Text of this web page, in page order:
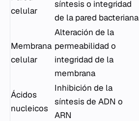
celular
síntesis o integridad
de la pared bacteriana
Membrana
celular
Alteración de la
permeabilidad o
integridad de la
membrana
Ácidos
nucleicos
Inhibición de la
síntesis de ADN o
ARN